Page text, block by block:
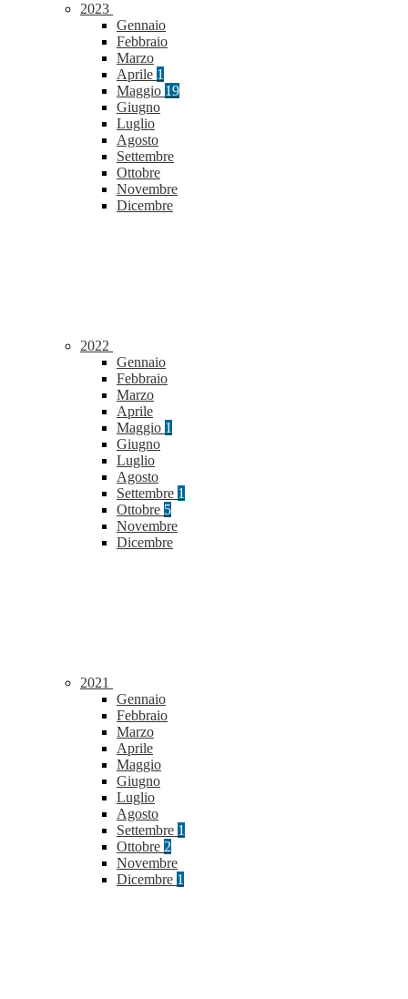
2023
Gennaio
Febbraio
Marzo
Aprile 1
Maggio 19
Giugno
Luglio
Agosto
Settembre
Ottobre
Novembre
Dicembre
2022
Gennaio
Febbraio
Marzo
Aprile
Maggio 1
Giugno
Luglio
Agosto
Settembre 1
Ottobre 5
Novembre
Dicembre
2021
Gennaio
Febbraio
Marzo
Aprile
Maggio
Giugno
Luglio
Agosto
Settembre 1
Ottobre 2
Novembre
Dicembre 1